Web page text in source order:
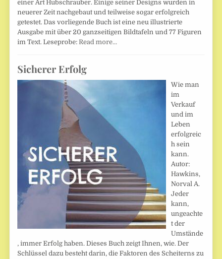
einer Art Hubschrauber. Einige seiner Designs wurden in
neuerer Zeit nachgebaut und teilweise sogar erfolgreich
getestet. Das vorliegende Buch ist eine neu illustrierte
Ausgabe mit über 20 ganzseitigen Bildtafeln und 77 Figuren
im Text. Leseprobe:Read more…
Sicherer Erfolg
Wie man
im
Verkauf
und im
Leben
erfolgreic
h sein
kann.
Autor:
Hawkins,
Norval A.
Jeder
kann,
ungeachte
t der
Umstände
, immer Erfolg haben. Dieses Buch zeigt Ihnen, wie. Der
Schlüssel dazu besteht darin, die Faktoren des Scheiterns zu